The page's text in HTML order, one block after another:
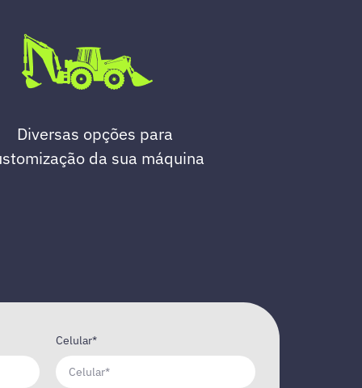
Diversas opções para
da sua máquina
Celular*